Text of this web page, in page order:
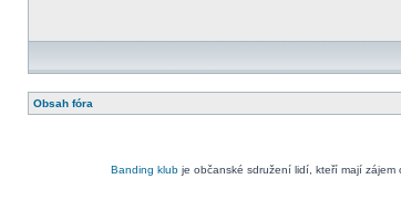
Obsah fóra
Banding klubje občanské sdružení lidí, kteří mají zájem